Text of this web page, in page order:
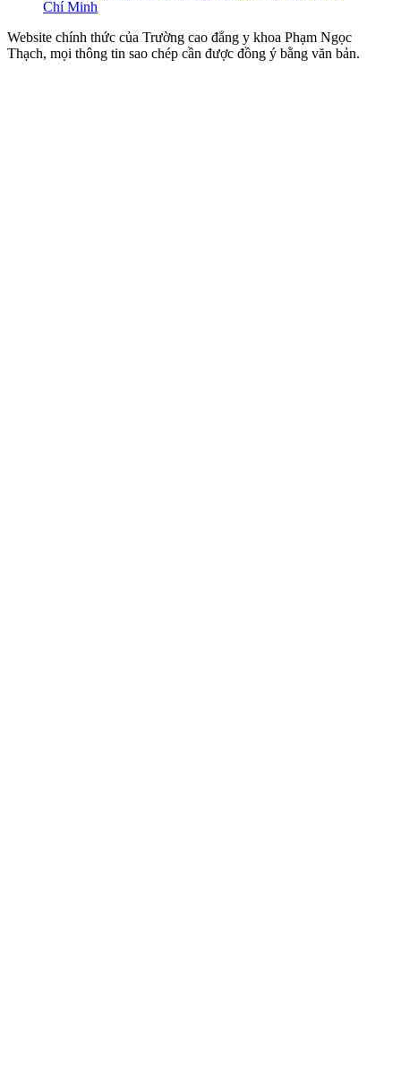
Chí Minh
Website chính thức của Trường cao đẳng y khoa Phạm Ngọc
Thạch, mọi thông tin sao chép cần được đồng ý bằng văn bản.